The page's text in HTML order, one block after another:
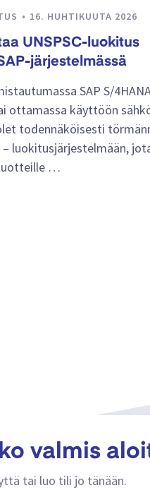
16. HUHTIKUUTA 2026
UNSPSC-luokitus
järjestelmässä
SAP S/
ottamassa käyttöön
todennäköisesti
– luokitusjärjestelmään,
…
valmis
tai luo tili jo tänään.